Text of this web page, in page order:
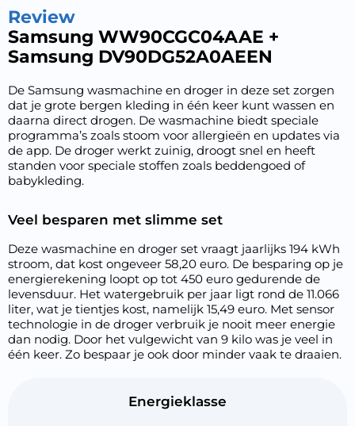
Review
Samsung WW90CGC04AAE +
Samsung DV90DG52A0AEEN
De Samsung wasmachine en droger in deze set zorgen
dat je grote bergen kleding in één keer kunt wassen en
daarna direct drogen. De wasmachine biedt speciale
programma’s zoals stoom voor allergieën en updates via
de app. De droger werkt zuinig, droogt snel en heeft
standen voor speciale stoffen zoals beddengoed of
babykleding.
Veel besparen met slimme set
Deze wasmachine en droger set vraagt jaarlijks 194 kWh
stroom, dat kost ongeveer 58,20 euro. De besparing op je
energierekening loopt op tot 450 euro gedurende de
levensduur. Het watergebruik per jaar ligt rond de 11.066
liter, wat je tientjes kost, namelijk 15,49 euro. Met sensor
technologie in de droger verbruik je nooit meer energie
dan nodig. Door het vulgewicht van 9 kilo was je veel in
één keer. Zo bespaar je ook door minder vaak te draaien.
Energieklasse